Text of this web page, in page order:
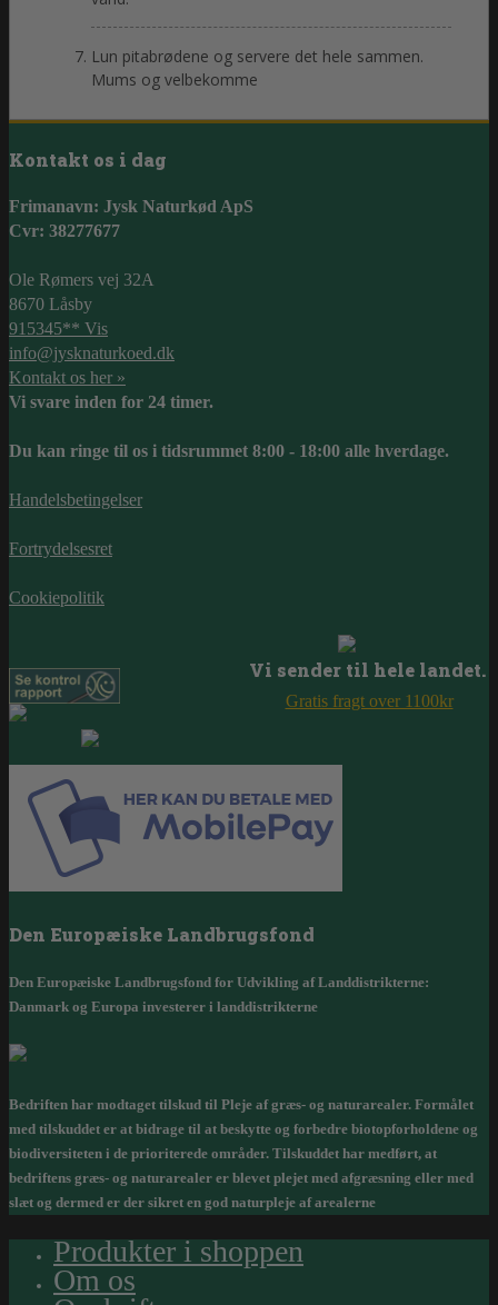
Lun pitabrødene og servere det hele sammen.
Mums og velbekomme
Kontakt os i dag
Frimanavn: Jysk Naturkød ApS
Cvr: 38277677
Ole Rømers vej 32A
8670 Låsby
915345** Vis
info@jysknaturkoed.dk
Kontakt os her »
Vi svare inden for 24 timer.
Du kan ringe til os i tidsrummet 8:00 - 18:00 alle hverdage.
Handelsbetingelser
Fortrydelsesret
Cookiepolitik
Vi sender til hele landet.
Gratis fragt over 1100kr
Den Europæiske Landbrugsfond
Den Europæiske Landbrugsfond for Udvikling af Landdistrikterne:
Danmark og Europa investerer i landdistrikterne
Bedriften har modtaget tilskud til Pleje af græs- og naturarealer. Formålet
med tilskuddet er at bidrage til at beskytte og forbedre biotopforholdene og
biodiversiteten i de prioriterede områder. Tilskuddet har medført, at
bedriftens græs- og naturarealer er blevet plejet med afgræsning eller med
slæt og dermed er der sikret en god naturpleje af arealerne
Produkter i shoppen
Om os